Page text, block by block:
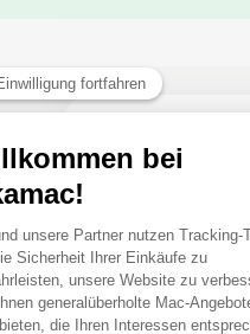
Related10€
Sign up to